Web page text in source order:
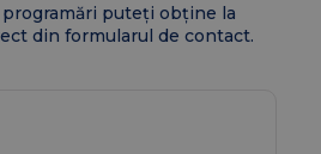
puteţi obţine la
din formularul de contact.